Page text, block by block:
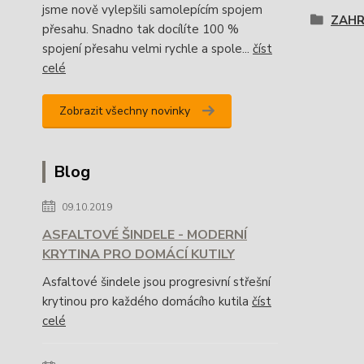
jsme nově vylepšili samolepícím spojem
přesahu. Snadno tak docílíte 100 %
spojení přesahu velmi rychle a spole... číst
celé
Zobrazit všechny novinky
Blog
09.10.2019
ASFALTOVÉ ŠINDELE - MODERNÍ
KRYTINA PRO DOMÁCÍ KUTILY
Asfaltové šindele jsou progresivní střešní
krytinou pro každého domácího kutila číst
celé